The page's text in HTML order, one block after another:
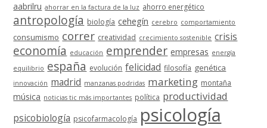
aabrilru ahorrar en la factura de la luz ahorro energético
antropología biología cehegín cerebro comportamiento
consumismo correr creatividad crecimiento sostenible crisis
economía educación emprender empresas energía
equilibrio españa evolución felicidad filosofía genética
innovación madrid manzanas podridas marketing montaña
música noticias tic más importantes política productividad
psicobiología psicofarmacología psicología